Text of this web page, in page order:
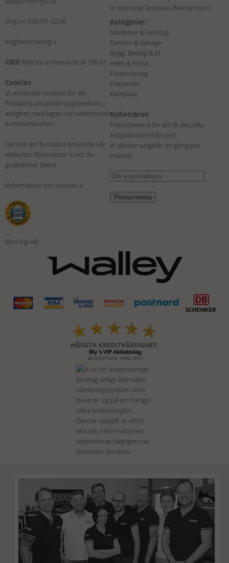
Org.nr: 556791-5276
Vägbeskrivning »
OBS! Minsta ordervärde är 500 kr.
Cookies
Vi använder cookies för att
förbättra användarupplevelsen, i
enlighet med lagen om elektronisk
kommunikation.
Genom att fortsätta använda vår
webplats förutsätter vi att du
godkänner detta.
Information om cookies »
Vi sponsrar Andreas Wernersson!
Kategorier:
Maskiner & Verktyg
Fordon & Garage
Bygg, Beslag & El
Hem & Fritid
Förbrukning
Presenter
Kampanj
Nyhetsbrev
Prenumerera för att få aktuella
erbjudanden från oss!
Vi skickar ungefär en gång per
månad.
Blys Vip AB